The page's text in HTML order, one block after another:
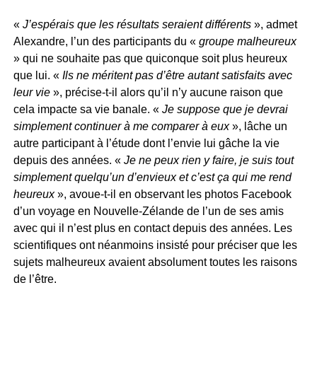
« J’espérais que les résultats seraient différents», admet
Alexandre, l’un des participants du « groupe malheureux
» qui ne souhaite pas que quiconque soit plus heureux
que lui. « Ils ne méritent pas d’être autant satisfaits avec
leur vie», précise-t-il alors qu’il n’y aucune raison que
cela impacte sa vie banale. « Je suppose que je devrai
simplement continuer à me comparer à eux», lâche un
autre participant à l’étude dont l’envie lui gâche la vie
depuis des années. « Je ne peux rien y faire, je suis tout
simplement quelqu’un d’envieux et c’est ça qui me rend
heureux», avoue-t-il en observant les photos Facebook
d’un voyage en Nouvelle-Zélande de l’un de ses amis
avec qui il n’est plus en contact depuis des années. Les
scientifiques ont néanmoins insisté pour préciser que les
sujets malheureux avaient absolument toutes les raisons
de l’être.